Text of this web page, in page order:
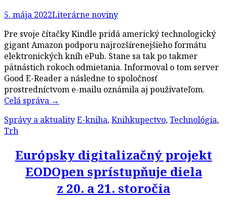
5. mája 2022Literárne noviny
Pre svoje čítačky Kindle pridá americký technologický
gigant Amazon podporu najrozšírenejšieho formátu
elektronických kníh ePub. Stane sa tak po takmer
pätnástich rokoch odmietania. Informoval o tom server
Good E-Reader a následne to spoločnosť
prostredníctvom e-mailu oznámila aj používateľom.
Celá správa →
Správy a aktualityE-kniha,Knihkupectvo,Technológia,
Trh
Európsky digitalizačný projekt
EODOpen sprístupňuje diela
z 20. a 21. storočia